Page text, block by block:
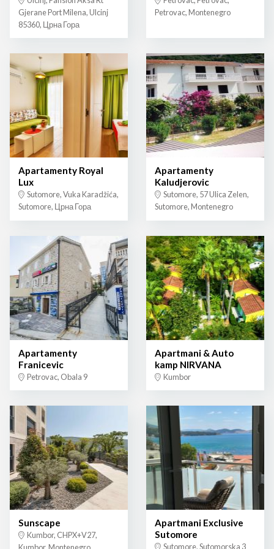
Gjerane Port Milena, Ulcinj
85360, Црна Гора
Petrovac, Montenegro
Apartamenty Royal
Lux
Sutomore, Vuka Karadžića,
Sutomore, Црна Гора
Apartamenty
Kaludjerovic
Sutomore, 57 Ulica Zelen,
Sutomore, Montenegro
Apartamenty
Franicevic
Petrovac, Obala 9
Apartmani & Auto
kamp NIRVANA
Kumbor
Sunscape
Kumbor, CHPX+V27,
Apartmani Exclusive
Sutomore
Sutomore, Sutomorska 3